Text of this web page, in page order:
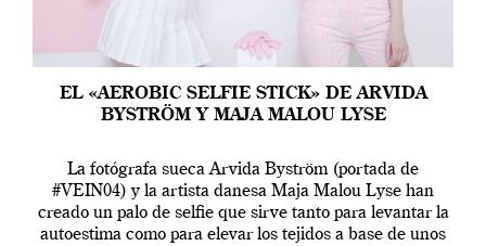
EL «AEROBIC SELFIE STICK» DE ARVIDA
BYSTRÖM Y MAJA MALOU LYSE
La fotógrafa sueca Arvida Byström (portada de
#VEIN04) y la artista danesa Maja Malou Lyse han
creado un palo de selfie que sirve tanto para levantar la
autoestima como para elevar los tejidos a base de unos